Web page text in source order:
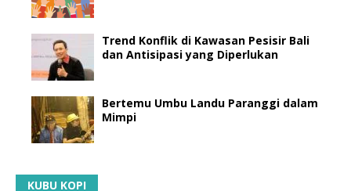
Trend Konflik di Kawasan Pesisir Bali
dan Antisipasi yang Diperlukan
Bertemu Umbu Landu Paranggi dalam
Mimpi
KUBU KOPI